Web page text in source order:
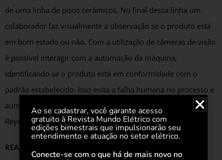
de uma linha de pisos cerâmicos. No final dessa linha um
colaborador faz visualmente a observação se o produto está
em bom estado ou não. Com a utilização de câmeras de visão
é possível interagir com a automação da máquina,
identificando se o produto está em conformidade com o
padrão estabelecido. Isso evita a falha humana no processo e
aumenta a produtividade”, comenta o engenheiro da
Reymaster.
REALIDADE AUMENTADA:
Ao se cadastrar, você garante acesso
gratuito à Revista Mundo Elétrico com
edições bimestrais que impulsionarão seu
entendimento e atuação no setor elétrico.
Conecte-se com o que há de mais novo no